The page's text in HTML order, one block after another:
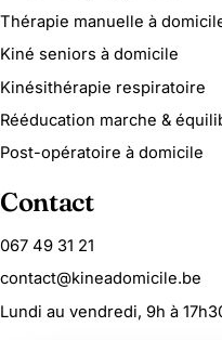
Thérapie manuelle à
Kiné seniors à domicile
Kinésithérapie respiratoire
Rééducation marche &
Post-opératoire à domicile
Contact
067 49 31 21
contact@kineadomicile.be
Lundi au vendredi, 9h à